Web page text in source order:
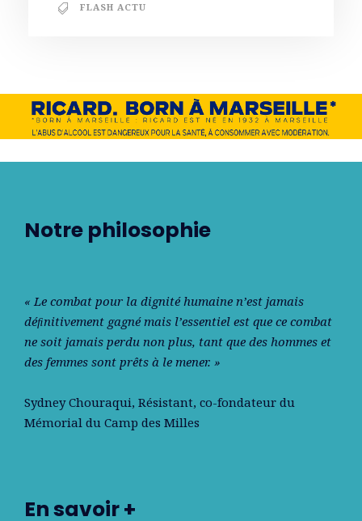
FLASH ACTU
Notre philosophie
« Le combat pour la dignité humaine n’est jamais
déﬁnitivement gagné mais l’essentiel est que ce combat
ne soit jamais perdu non plus, tant que des hommes et
des femmes sont prêts à le mener. »
Sydney Chouraqui, Résistant, co-fondateur du
Mémorial du Camp des Milles
En savoir +